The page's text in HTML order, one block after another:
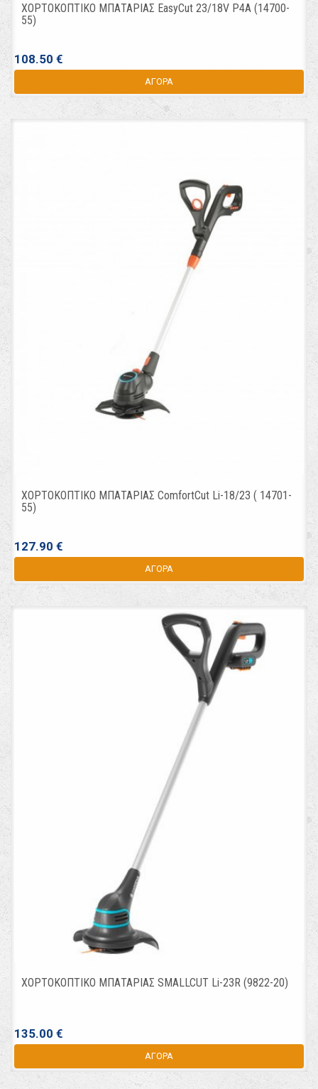
ΧΟΡΤΟΚΟΠΤΙΚΟ ΜΠΑΤΑΡΙΑΣ EasyCut 23/18V P4A (14700-
55)
108.50 €
ΑΓΟΡΑ
ΧΟΡΤΟΚΟΠΤΙΚΟ ΜΠΑΤΑΡΙΑΣ ComfortCut Li-18/23 ( 14701-
55)
127.90 €
ΑΓΟΡΑ
ΧΟΡΤΟΚΟΠΤΙΚΟ ΜΠΑΤΑΡΙΑΣ SMALLCUT Li-23R (9822-20)
135.00 €
ΑΓΟΡΑ